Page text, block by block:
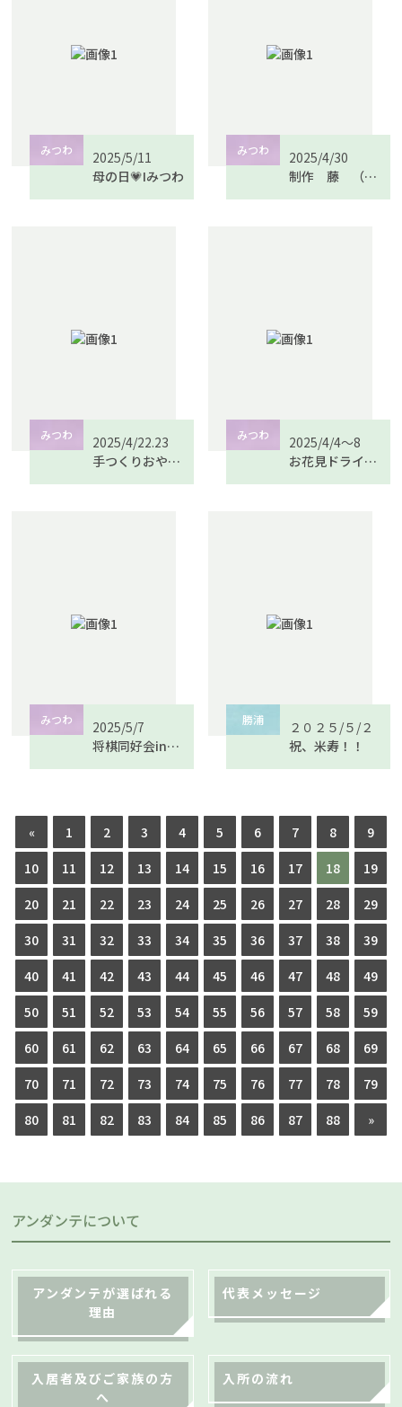
みつわ
2025/5/11
母の日💗Iみつわ
みつわ
2025/4/30
制作 藤 （デイサービス）
みつわ
2025/4/22.23
手つくりおやつ （デイサービス）
みつわ
2025/4/4～8
お花見ドライブ （デイサービス）
みつわ
2025/5/7
将棋同好会inみつわ
勝浦
２０２５/５/２
祝、米寿！！
« 1 2 3 4 5 6 7 8
9
10
11 12 13 14 15 16 17 18
19
20
21 22 23 24 25 26 27 28
29
30
31 32 33 34 35 36 37 38
39
40
41 42 43 44 45 46 47 48
49
50
51 52 53 54 55 56 57 58
59
60
61 62 63 64 65 66 67 68
69
70
71 72 73 74 75 76 77 78
79
80
81 82 83 84 85 86 87 88 »
アンダンテについて
アンダンテが選ばれる
理由
代表メッセージ
入居者及びご家族の方
へ
入所の流れ